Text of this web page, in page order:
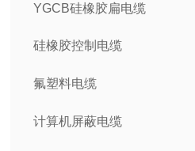
YGCB硅橡胶扁电缆
硅橡胶控制电缆
氟塑料电缆
计算机屏蔽电缆